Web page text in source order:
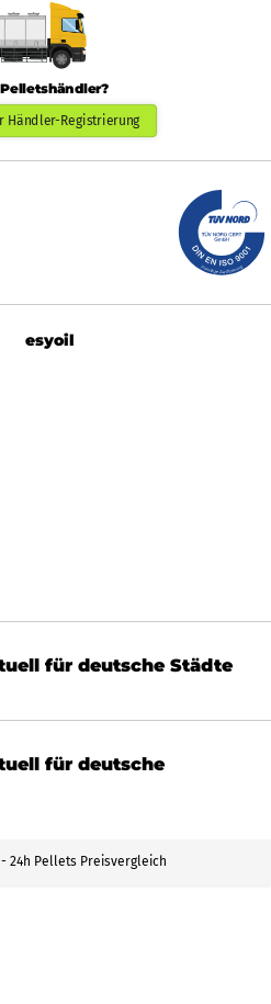
Händler-Registrierung
esyoil
für deutsche Städte
für deutsche
- 24h Pellets Preisvergleich